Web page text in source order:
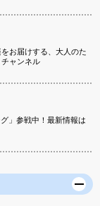
お届けする、大人のた
ャンネル
」参戦中！最新情報は